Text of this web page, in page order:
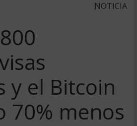
NOTICIA
y el Bitcoin
70% menos